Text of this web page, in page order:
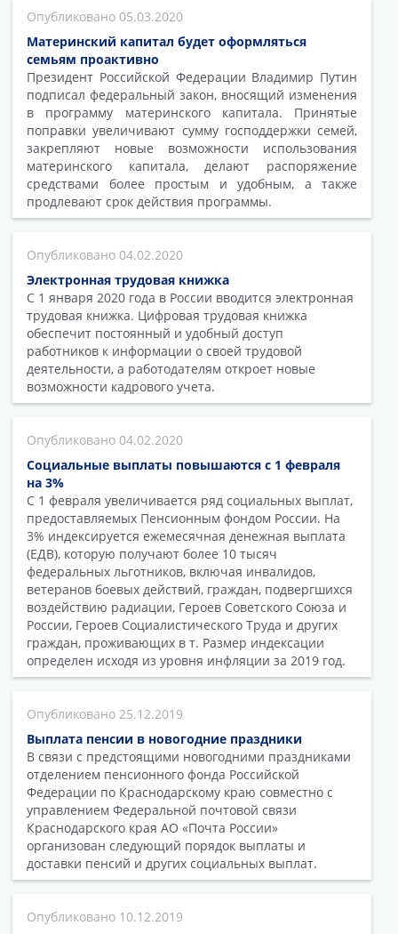
05.03.2020
Материнский капитал будет оформляться
семьям проактивно
Президент Российской Федерации Владимир Путин
подписал федеральный закон, вносящий изменения
в программу материнского капитала. Принятые
поправки увеличивают сумму господдержки семей,
закрепляют новые возможности использования
материнского капитала, делают распоряжение
средствами более простым и удобным, а также
продлевают срок действия программы.
04.02.2020
Электронная трудовая книжка
С 1 января 2020 года в России вводится электронная
трудовая книжка. Цифровая трудовая книжка
обеспечит постоянный и удобный доступ
работников к информации о своей трудовой
деятельности, а работодателям откроет новые
возможности кадрового учета.
04.02.2020
Социальные выплаты повышаются с 1 февраля
на 3%
С 1 февраля увеличивается ряд социальных выплат,
предоставляемых Пенсионным фондом России. На
3% индексируется ежемесячная денежная выплата
(ЕДВ), которую получают более 10 тысяч
федеральных льготников, включая инвалидов,
ветеранов боевых действий, граждан, подвергшихся
воздействию радиации, Героев Советского Союза и
России, Героев Социалистического Труда и других
граждан, проживающих в т. Размер индексации
определен исходя из уровня инфляции за 2019 год.
25.12.2019
Выплата пенсии в новогодние праздники
В связи с предстоящими новогодними праздниками
отделением пенсионного фонда Российской
Федерации по Краснодарскому краю совместно с
управлением Федеральной почтовой связи
Краснодарского края АО «Почта России»
организован следующий порядок выплаты и
доставки пенсий и других социальных выплат.
10.12.2019